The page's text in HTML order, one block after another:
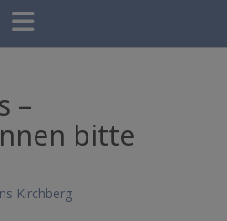
–
bitte
Kirchberg